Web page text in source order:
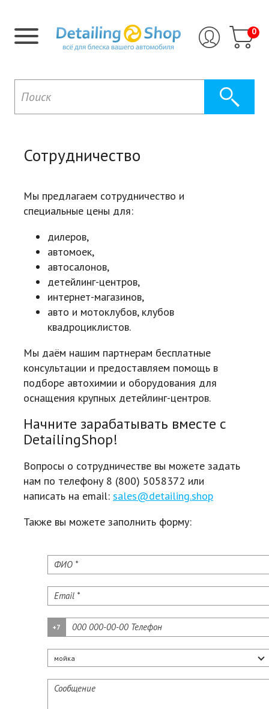
0
Сотрудничество
Мы предлагаем сотрудничество и
специальные цены для:
дилеров,
автомоек,
автосалонов,
детейлинг-центров,
интернет-магазинов,
авто и мотоклубов, клубов
квадроциклистов.
Мы даём нашим партнерам бесплатные
консультации и предоставляем помощь в
подборе автохимии и оборудования для
оснащения крупных детейлинг-центров.
Начните зарабатывать вместе с
DetailingShop!
Вопросы о сотрудничестве вы можете задать
нам по телефону 8 (800) 5058372 или
написать на email: sales@detailing.shop
Также вы можете заполнить форму:
+7